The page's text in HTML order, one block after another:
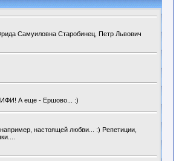
Самуиловна Старобинец, Петр Львович
А еще - Ершово... :)
настоящей любви... :) Репетиции,